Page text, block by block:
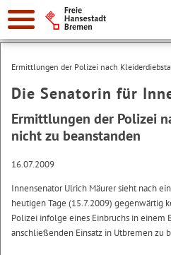
Suche:
Ermittlungen der Polizei nach
Die Senatorin für
Ermittlungen der Polizei
nicht zu beanstanden
16.07.2009
Innensenator Ulrich Mäurer sieht nach
heutigen Tage (15.7.2009) gegenwärtig
Polizei infolge eines Einbruchs in einem
anschließenden Einsatz in Utbremen zu